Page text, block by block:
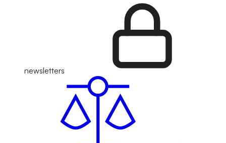
newsletters